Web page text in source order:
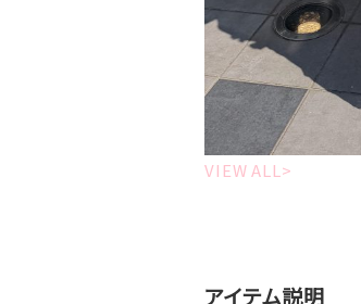
VIEW ALL>
アイテム説明